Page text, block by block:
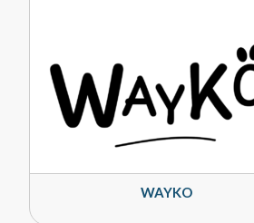
WAYKO